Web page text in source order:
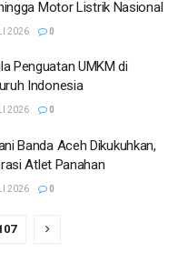
Motor Listrik Nasional
2026 0
Penguatan UMKM di
Indonesia
2026 0
Banda Aceh Dikukuhkan,
Atlet Panahan
2026 0